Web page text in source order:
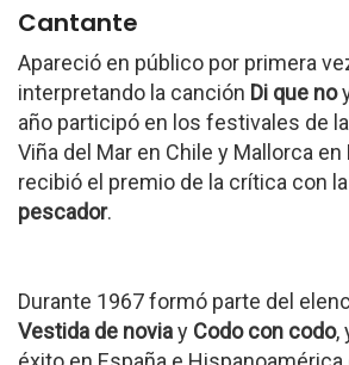
Cantante
Apareció en público por primera
interpretando la canción Di que no
año participó en los festivales de
Viña del Mar en Chile y Mallorca en
recibió el premio de la crítica con
pescador.
Durante 1967 formó parte del
Vestida de noviay Codo con codo,